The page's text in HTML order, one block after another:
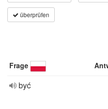
überprüfen
Frage
być